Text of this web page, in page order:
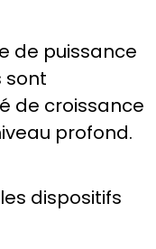
de puissance
sont
de croissance
profond.
dispositifs